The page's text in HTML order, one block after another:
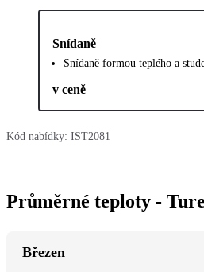
Snídaně
Snídaně formou teplého a
v ceně
Kód nabídky: IST2081
Průměrné teploty -
Březen